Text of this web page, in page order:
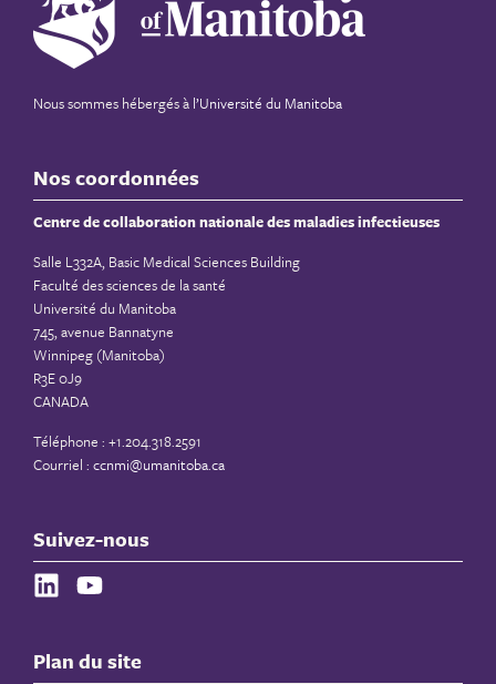
Nous sommes hébergés à l’Université du Manitoba
Nos coordonnées
Centre de collaboration nationale des maladies infectieuses
Salle L332A, Basic Medical Sciences Building
Faculté des sciences de la santé
Université du Manitoba
745, avenue Bannatyne
Winnipeg (Manitoba)
R3E 0J9
CANADA
Téléphone : +1.204.318.2591
Courriel : ccnmi@umanitoba.ca
Suivez-nous
Plan du site